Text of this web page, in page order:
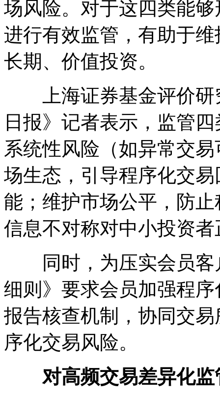
场风险。对于这四类能
进行有效监管，有助于
长期、价值投资。
上海证券基金评价研
日报》记者表示，监管
系统性风险（如异常交
场生态，引导程序化交
能；维护市场公平，防
信息不对称对中小投资
同时，为压实会员客
细则》要求会员加强程
报告核查机制，协同交
序化交易风险。
对高频交易差异化监